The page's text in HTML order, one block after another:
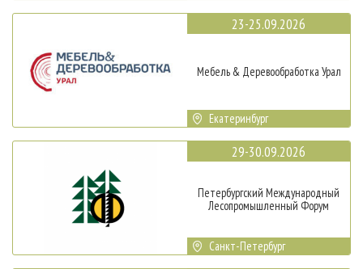
23-25.09.2026
Мебель & Деревообработка Урал
Екатеринбург
29-30.09.2026
Петербургский Международный
Лесопромышленный Форум
Санкт-Петербург